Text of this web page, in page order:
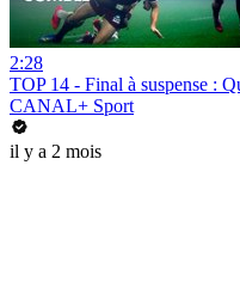
2:28
TOP 14 - Final à suspense :
CANAL+ Sport
il y a 2 mois